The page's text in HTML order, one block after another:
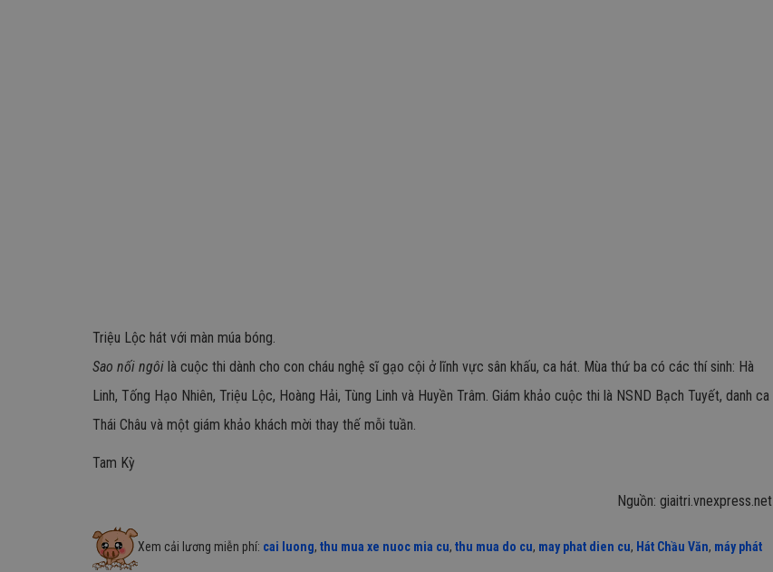
Triệu Lộc hát với màn múa bóng.
Sao nối ngôi là cuộc thi dành cho con cháu nghệ sĩ gạo cội ở lĩnh vực sân khấu, ca hát. Mùa thứ ba có các thí sinh: Hà
Linh, Tống Hạo Nhiên, Triệu Lộc, Hoàng Hải, Tùng Linh và Huyền Trâm. Giám khảo cuộc thi là NSND Bạch Tuyết, danh ca
Thái Châu và một giám khảo khách mời thay thế mỗi tuần.
Tam Kỳ
Nguồn: giaitri.vnexpress.net
Xem cải lương miễn phí: cai luong, thu mua xe nuoc mia cu, thu mua do cu, may phat dien cu, Hát Chầu Văn, máy phát